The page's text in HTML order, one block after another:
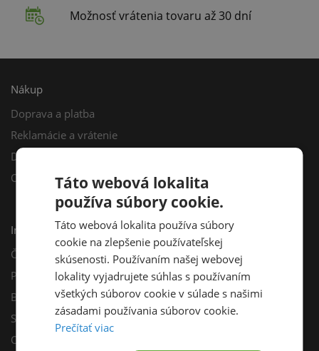
Možnosť vrátenia tovaru až 30 dní
Nákup
Doprava a platba
Reklamácie a vrátenie
Darčekový poukaz
Odberné miesta
Informácie
Často kladené otázky
Poradňa
Blog
Sprievodca výberom fotovoltiky
Odporúčací program
Táto webová lokalita
používa súbory cookie.
Táto webová lokalita používa súbory
cookie na zlepšenie používateľskej
skúsenosti. Používaním našej webovej
lokality vyjadrujete súhlas s používaním
všetkých súborov cookie v súlade s našimi
zásadami používania súborov cookie.
Prečítať viac